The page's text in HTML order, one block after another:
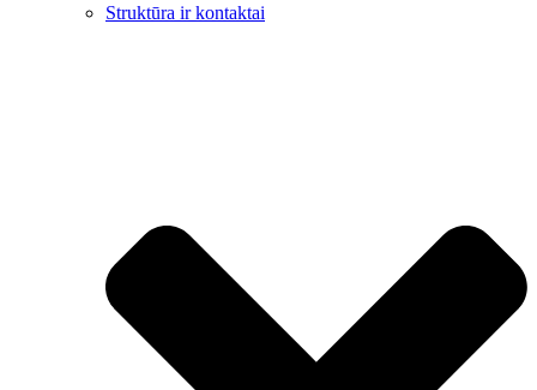
Struktūra ir kontaktai